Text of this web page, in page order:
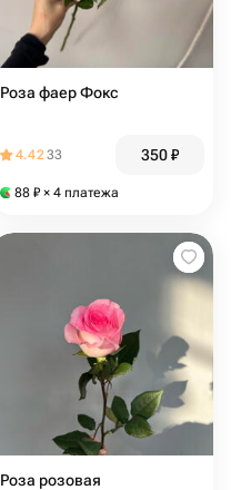
Роза фаер Фокс
4.4233 350₽
88 ₽ × 4 платежа
Роза розовая